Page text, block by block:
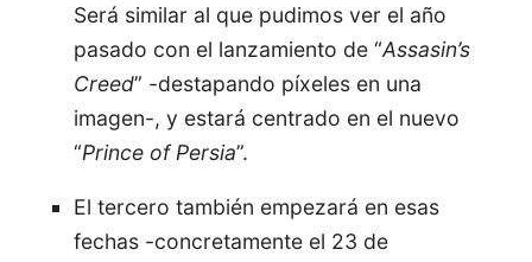
Será similar al que pudimos ver el año
pasado con el lanzamiento de “Assasin’s
Creed” -destapando píxeles en una
imagen-, y estará centrado en el nuevo
“Prince of Persia”.
El tercero también empezará en esas
fechas -concretamente el 23 de